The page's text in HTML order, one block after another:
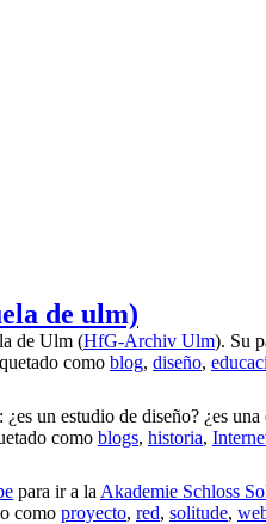
de ulm)
de Ulm (HfG-Archiv Ulm). Su
como blog, diseño,
un estudio de diseño? ¿es
como blogs, historia,
para ir a la Akademie Schloss
como proyecto, red, solitude,